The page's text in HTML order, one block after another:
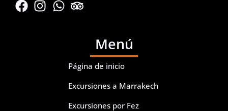
Menú
Página de inicio
Excursiones a Marrakech
Excursiones por Fez